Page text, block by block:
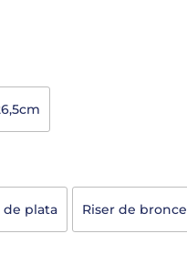
de plata Riser de bronce